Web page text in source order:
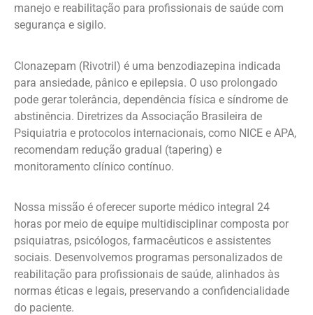
manejo e reabilitação para profissionais de saúde com
segurança e sigilo.
Clonazepam (Rivotril) é uma benzodiazepina indicada
para ansiedade, pânico e epilepsia. O uso prolongado
pode gerar tolerância, dependência física e síndrome de
abstinência. Diretrizes da Associação Brasileira de
Psiquiatria e protocolos internacionais, como NICE e APA,
recomendam redução gradual (tapering) e
monitoramento clínico contínuo.
Nossa missão é oferecer suporte médico integral 24
horas por meio de equipe multidisciplinar composta por
psiquiatras, psicólogos, farmacêuticos e assistentes
sociais. Desenvolvemos programas personalizados de
reabilitação para profissionais de saúde, alinhados às
normas éticas e legais, preservando a confidencialidade
do paciente.